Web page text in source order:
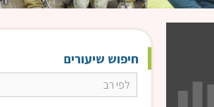
חיפוש שיעורים